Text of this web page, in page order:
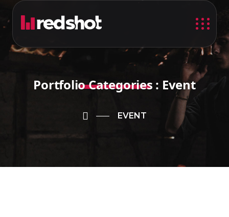
Portfolio Categories : Event
EVENT